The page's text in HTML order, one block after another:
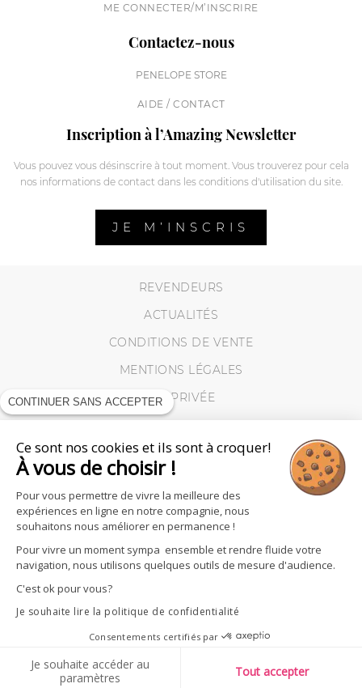
ME CONNECTER/M’INSCRIRE
Contactez-nous
PENELOPE STORE
AIDE / CONTACT
Inscription à l’Amazing Newsletter
Vous pouvez vous désinscrire à tout moment. Vous trouverez pour cela
nos informations de contact dans les conditions d'utilisation du site.
JE M’INSCRIS
REVENDEURS
ACTUALITÉS
CONDITIONS DE VENTE
MENTIONS LÉGALES
VIE PRIVÉE
COOKIES
SUIVEZ - NOUS
CONTINUER SANS ACCEPTER
Ce sont nos cookies et ils sont à croquer!
À vous de choisir !
Pour vous permettre de vivre la meilleure des
expériences en ligne en notre compagnie, nous
souhaitons nous améliorer en permanence !
Pour vivre un moment sympa ensemble et rendre fluide votre
navigation, nous utilisons quelques outils de mesure d'audience.
C'est ok pour vous?
Je souhaite lire la politique de confidentialité
Consentements certifiés par
Je souhaite accéder au
paramètres
Tout accepter